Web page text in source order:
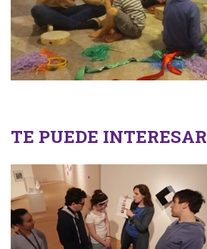
TE PUEDE INTERESAR